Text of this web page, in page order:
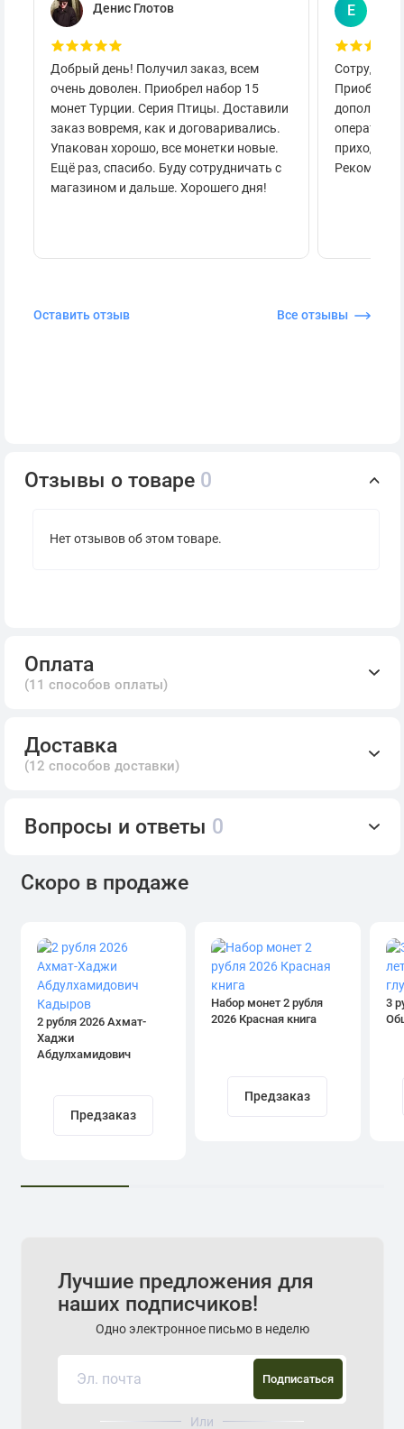
Денис Глотов
Добрый день! Получил заказ, всем
очень доволен. Приобрел набор 15
монет Турции. Серия Птицы. Доставили
заказ вовремя, как и договаривались.
Упакован хорошо, все монетки новые.
Ещё раз, спасибо. Буду сотрудничать с
магазином и дальше. Хорошего дня!
Е
приходило
Оставить отзыв Все отзывы
Отзывы о товаре 0
Нет отзывов об этом товаре.
Оплата
(11 способов оплаты)
Доставка
(12 способов доставки)
Вопросы и ответы 0
Скоро в продаже
2 рубля 2026 Ахмат-
Хаджи
Абдулхамидович
Предзаказ
Набор монет 2 рубля
2026 Красная книга
Предзаказ
3
Лучшие предложения для
наших подписчиков!
Одно электронное письмо в неделю
Подписаться
Или